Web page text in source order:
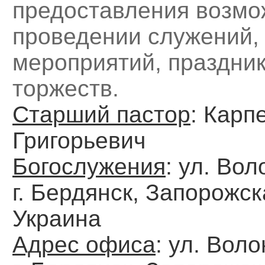
предоставления
проведении служений,
мероприятий,
торжеств.
Старший пастор:
Григорьевич
Богослужения: ул.
г. Бердянск,
Украина
Адрес офиса: ул.